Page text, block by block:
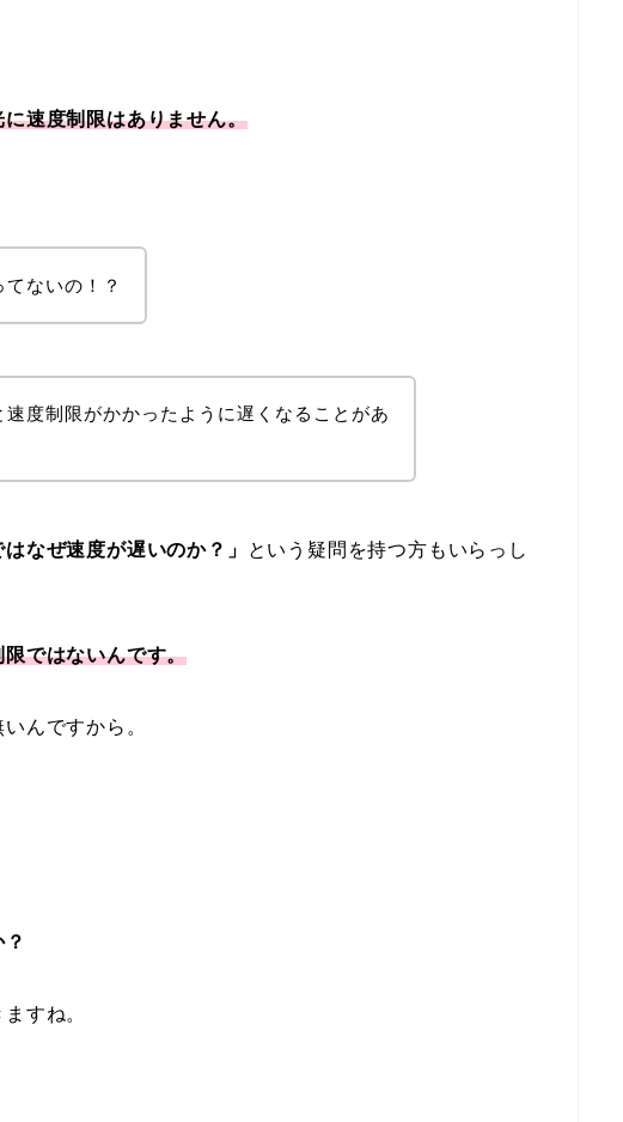
速度制限はありません。
ないの！？
速度制限がかかったように遅くなることがあ
はなぜ速度が遅いのか？」
という疑問を持つ方もいらっし
ではないんです。
んですから。
すね。